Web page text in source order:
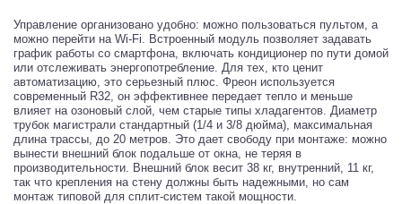
Управление организовано удобно: можно пользоваться пультом, а
можно перейти на Wi-Fi. Встроенный модуль позволяет задавать
график работы со смартфона, включать кондиционер по пути домой
или отслеживать энергопотребление. Для тех, кто ценит
автоматизацию, это серьезный плюс. Фреон используется
современный R32, он эффективнее передает тепло и меньше
влияет на озоновый слой, чем старые типы хладагентов. Диаметр
трубок магистрали стандартный (1/4 и 3/8 дюйма), максимальная
длина трассы, до 20 метров. Это дает свободу при монтаже: можно
вынести внешний блок подальше от окна, не теряя в
производительности. Внешний блок весит 38 кг, внутренний, 11 кг,
так что крепления на стену должны быть надежными, но сам
монтаж типовой для сплит-систем такой мощности.